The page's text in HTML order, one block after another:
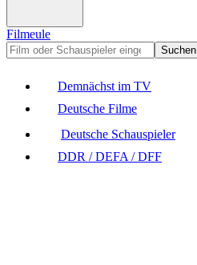
Filmeule
Suchen
Demnächst im TV
Deutsche Filme
Deutsche Schauspieler
DDR / DEFA / DFF